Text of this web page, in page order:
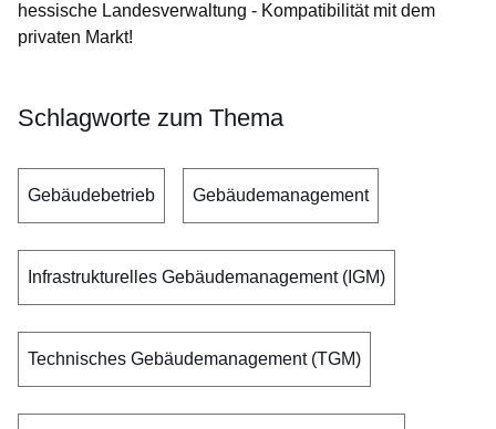
hessische Landesverwaltung - Kompatibilität mit dem
privaten Markt!
Schlagworte zum Thema
Gebäudebetrieb Gebäudemanagement
Infrastrukturelles Gebäudemanagement (IGM)
Technisches Gebäudemanagement (TGM)